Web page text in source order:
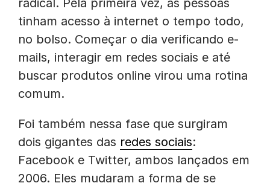
radical. Pela primeira vez, as pessoas
tinham acesso à internet o tempo todo,
no bolso. Começar o dia verificando e-
mails, interagir em redes sociais e até
buscar produtos online virou uma rotina
comum.
Foi também nessa fase que surgiram
dois gigantes das redes sociais:
Facebook e Twitter, ambos lançados em
2006. Eles mudaram a forma de se